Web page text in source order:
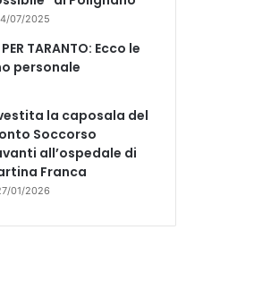
07/2025
TARANTO: Ecco le
personale
la caposala del
Soccorso
all’ospedale di
Franca
01/2026